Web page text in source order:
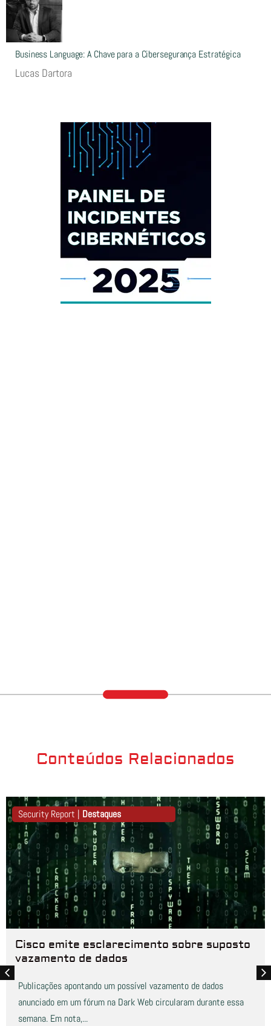
Business Language: A Chave para a Cibersegurança Estratégica
Lucas Dartora
Conteúdos Relacionados
Security Report | Destaques
Cisco emite esclarecimento sobre suposto
vazamento de dados
Publicações apontando um possível vazamento de dados
anunciado em um fórum na Dark Web circularam durante essa
semana. Em nota,...